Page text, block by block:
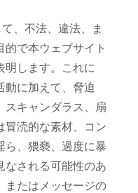
、不法、違法、ま
的で本ウェブサイト
明します。これに
動に加えて、脅迫
スキャンダラス、扇
冒涜的な素材、コン
ら、猥褻、過度に暴
なされる可能性のあ
またはメッセージの